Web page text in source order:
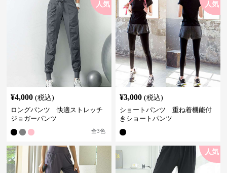
人気
¥4,000 (税込)
ロングパンツ 快適ストレッチ
ジョガーパンツ
全3色
人気
¥3,000 (税込)
ショートパンツ 重ね着機能付
きショートパンツ
人気